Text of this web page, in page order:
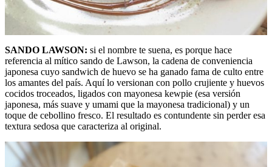
SANDO LAWSON: si el nombre te suena, es porque hace
referencia al mítico sando de Lawson, la cadena de conveniencia
japonesa cuyo sandwich de huevo se ha ganado fama de culto entre
los amantes del país. Aquí lo versionan con pollo crujiente y huevos
cocidos troceados, ligados con mayonesa kewpie (esa versión
japonesa, más suave y umami que la mayonesa tradicional) y un
toque de cebollino fresco. El resultado es contundente sin perder esa
textura sedosa que caracteriza al original.